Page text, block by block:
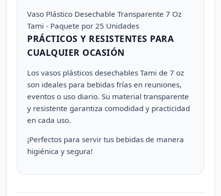
Vaso Plástico Desechable Transparente 7 Oz
Tami - Paquete por 25 Unidades
PRÁCTICOS Y RESISTENTES PARA
CUALQUIER OCASIÓN
Los vasos plásticos desechables Tami de 7 oz
son ideales para bebidas frías en reuniones,
eventos o uso diario. Su material transparente
y resistente garantiza comodidad y practicidad
en cada uso.
¡Perfectos para servir tus bebidas de manera
higiénica y segura!